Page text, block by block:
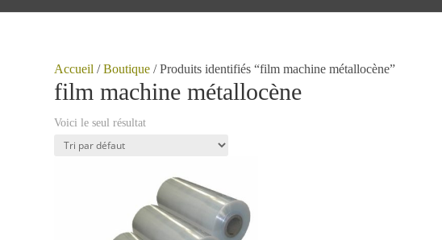
Accueil /Boutique / Produits identifiés “film machine métallocène”
film machine métallocène
Voici le seul résultat